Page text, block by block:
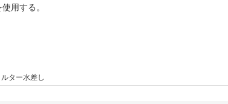
用する。
ター水差し